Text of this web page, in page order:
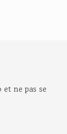
ne pas se